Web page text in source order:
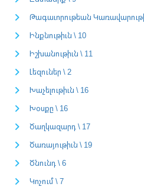
Թագաւորութեան
Ինքնութիւն \ 10
Իշխանութիւն \ 11
Լեզուներ \ 2
Խաչելութիւն \ 16
Խօսքը \ 16
Ծաղկազարդ \ 17
Ծառայութիւն \ 19
Ծնունդ \ 6
Կոչում \ 7